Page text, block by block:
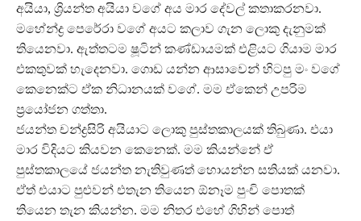
අයියා, ශ්‍රියන්ත අයියා වගේ අය මාර දේවල් කතාකරනවා.
මහේන්ද්‍ර පෙරේරා වගේ අයට කලාව ගැන ලොකු දැනුමක්
තියෙනවා. ඇත්තටම ෂූටින් කණ්ඩායමක් එළියට ගියාම මාර
එකතුවක් හැදෙනවා. ගොඩ යන්න ආසාවෙන් හිටපු මං වගේ
කෙනෙක්ට ඒක නිධානයක් වගේ. මම ඒකෙන් උපරිම
ප්‍රයෝජන ගත්තා.
ජයන්ත චන්ද්‍රසිරි අයියාට ලොකු පුස්තකාලයක් තිබුණා. එයා
මාර විදියට කියවන කෙනෙක්. මම කියන්නේ ඒ
පුස්තකාලයේ ජයන්ත නැතිවුණත් හොයන්න සතියක් යනවා.
ඒත් එයාට පුළු‍වන් එතැන තියෙන ඕනෑම පුංචි පොතක්
තියෙන තැන කියන්න. මම නිතර එහේ ගිහින් පොත්